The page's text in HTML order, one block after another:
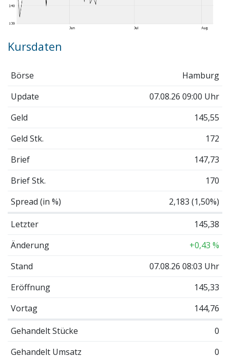
Kursdaten
Börse
Hamburg
Update
07.08.26 09:00 Uhr
Geld
145,55
Geld Stk.
172
Brief
147,73
Brief Stk.
170
Spread (in %)
2,183 (1,50%)
Letzter
145,38
Änderung
+0,43 %
Stand
07.08.26 08:03 Uhr
Eröffnung
145,33
Vortag
144,76
Gehandelt Stücke
0
Gehandelt Umsatz
0